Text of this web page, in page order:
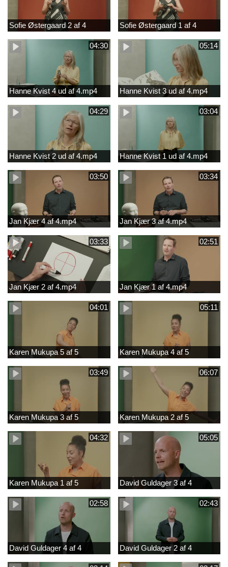
Sofie Østergaard 2 af 4 Sofie Østergaard 1 af 4
04:30
Hanne Kvist 4 ud af 4.mp4
05:14
Hanne Kvist 3 ud af 4.mp4
04:29
Hanne Kvist 2 ud af 4.mp4
03:04
Hanne Kvist 1 ud af 4.mp4
03:50
Jan Kjær 4 af 4.mp4
03:34
Jan Kjær 3 af 4.mp4
03:33
Jan Kjær 2 af 4.mp4
02:51
Jan Kjær 1 af 4.mp4
04:01
Karen Mukupa 5 af 5
05:11
Karen Mukupa 4 af 5
03:49
Karen Mukupa 3 af 5
06:07
Karen Mukupa 2 af 5
04:32
Karen Mukupa 1 af 5
05:05
David Guldager 3 af 4
02:58
David Guldager 4 af 4
02:43
David Guldager 2 af 4